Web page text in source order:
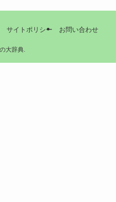
サイトポリシー お問い合わせ
大辞典.